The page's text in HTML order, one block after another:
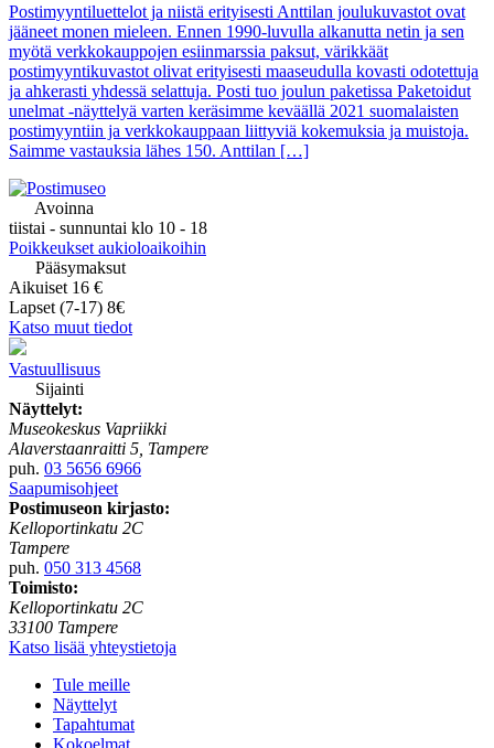
Postimyyntiluettelot ja niistä erityisesti Anttilan joulukuvastot ovat
jääneet monen mieleen. Ennen 1990-luvulla alkanutta netin ja sen
myötä verkkokauppojen esiinmarssia paksut, värikkäät
postimyyntikuvastot olivat erityisesti maaseudulla kovasti odotettuja
ja ahkerasti yhdessä selattuja. Posti tuo joulun paketissa Paketoidut
unelmat -näyttelyä varten keräsimme keväällä 2021 suomalaisten
postimyyntiin ja verkkokauppaan liittyviä kokemuksia ja muistoja.
Saimme vastauksia lähes 150. Anttilan […]
Avoinna
tiistai - sunnuntai klo 10 - 18
Poikkeukset aukioloaikoihin
Pääsymaksut
Aikuiset 16 €
Lapset (7-17) 8€
Katso muut tiedot
Vastuullisuus
Sijainti
Näyttelyt:
Museokeskus Vapriikki
Alaverstaanraitti 5, Tampere
puh. 03 5656 6966
Saapumisohjeet
Postimuseon kirjasto:
Kelloportinkatu 2C
Tampere
puh. 050 313 4568
Toimisto:
Kelloportinkatu 2C
33100 Tampere
Katso lisää yhteystietoja
Tule meille
Näyttelyt
Tapahtumat
Kokoelmat